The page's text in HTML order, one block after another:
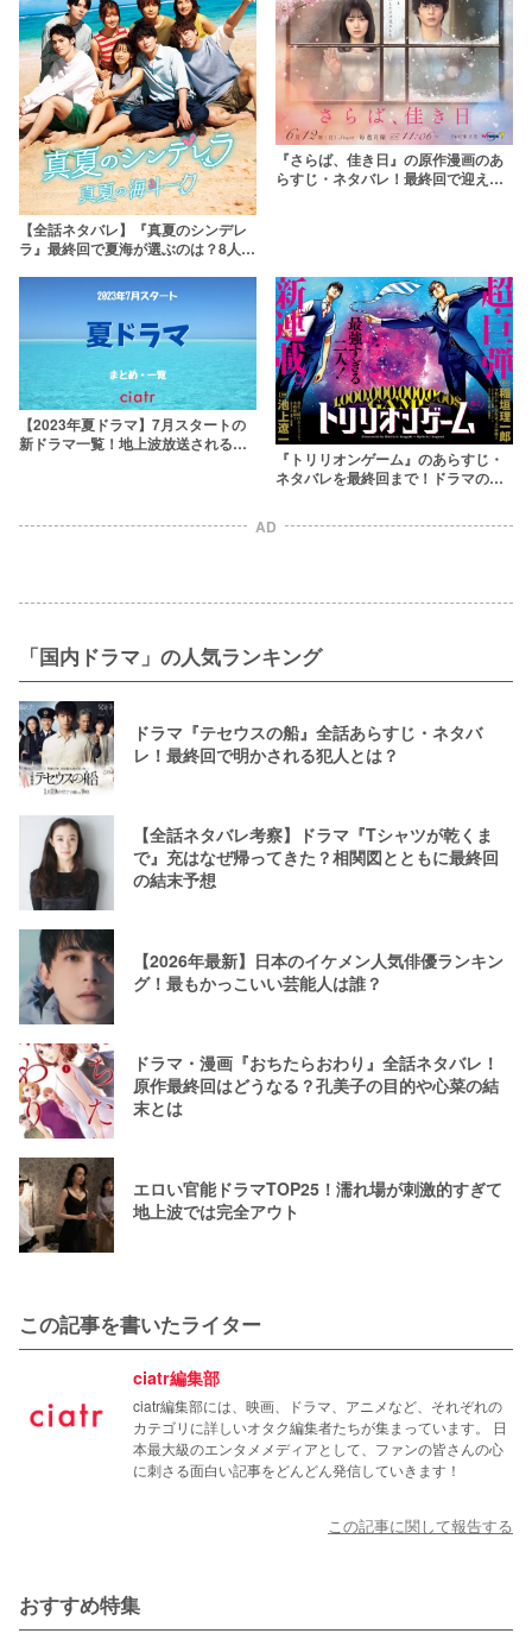
【全話ネタバレ】『真夏のシンデレ
ラ』最終回で夏海が選ぶのは？8人の
『さらば、佳き日』の原作漫画のあ
らすじ・ネタバレ！最終回で迎える2
【2023年夏ドラマ】7月スタートの
新ドラマ一覧！地上波放送される注
『トリリオンゲーム』のあらすじ・
ネタバレを最終回まで！ドラマの結
AD
「国内ドラマ」の人気ランキング
ドラマ『テセウスの船』全話あらすじ・ネタバ
レ！最終回で明かされる犯人とは？
【全話ネタバレ考察】ドラマ『Tシャツが乾くま
で』充はなぜ帰ってきた？相関図とともに最終回
の結末予想
【2026年最新】日本のイケメン人気俳優ランキン
グ！最もかっこいい芸能人は誰？
ドラマ・漫画『おちたらおわり』全話ネタバレ！
原作最終回はどうなる？孔美子の目的や心菜の結
末とは
エロい官能ドラマTOP25！濡れ場が刺激的すぎて
地上波では完全アウト
この記事を書いたライター
ciatr編集部
ciatr編集部には、映画、ドラマ、アニメなど、それぞれの
カテゴリに詳しいオタク編集者たちが集まっています。 日
本最大級のエンタメメディアとして、ファンの皆さんの心
に刺さる面白い記事をどんどん発信していきます！
この記事に関して報告する
おすすめ特集